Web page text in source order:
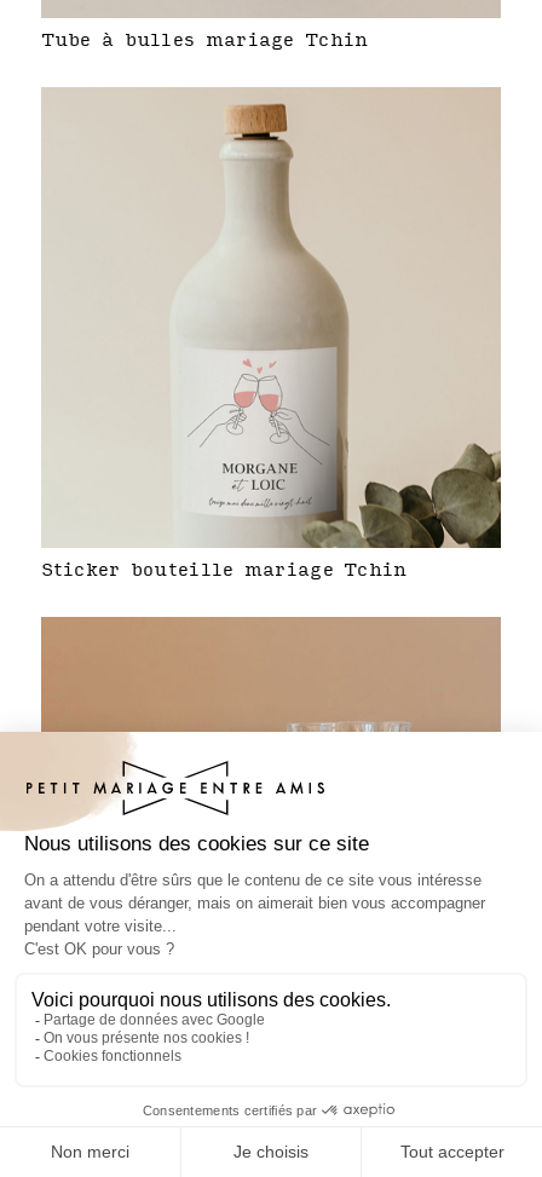
Tube à bulles mariage Tchin
Sticker bouteille mariage Tchin
Sous-bock mariage Tchin